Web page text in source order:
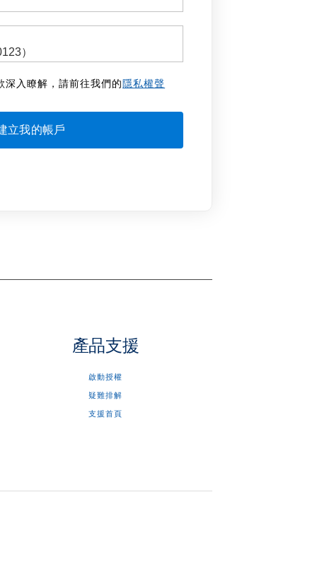
深入瞭解，請前往我們的隱私權聲
產品支援
啟動授權
疑難排解
支援首頁